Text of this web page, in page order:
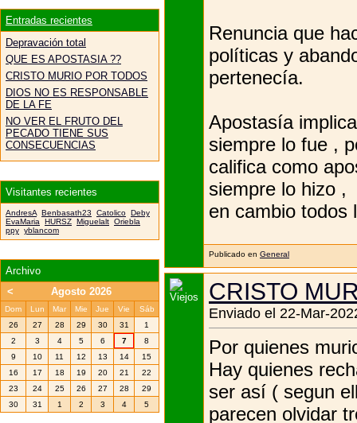
Renuncia que
políticas y
pertenecía.
Apostasía
siempre lo fue ,
califica como
siempre lo hizo ,
en cambio todos
Publicado en General
CRISTO
Enviado el 22-Mar-
Por quienes
Hay quienes
ser así ( segun
parecen olvidar
Entradas recientes
Depravación total
QUE ES APOSTASIA ??
CRISTO MURIO POR TODOS
DIOS NO ES RESPONSABLE
DE LA FE
NO VER EL FRUTO DEL
PECADO TIENE SUS
CONSECUENCIAS
Visitantes recientes
AndresA Benbasath23 Catolico Deby
EvaMaria
HURSZ Miguelalt Oriebla
ppy yblancom
Archivo
<
Agosto 2026
Dom Lun Mar Mie Jue Vie
Sáb
26
27 28 29 30 31
1
2
3 4 5 6 7
8
9
10 11 12 13 14
15
16
17 18 19 20 21
22
23
24 25 26 27 28
29
30
31 1 2 3 4 5